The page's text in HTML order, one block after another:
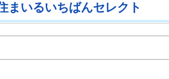
まいるいちばんセレクト